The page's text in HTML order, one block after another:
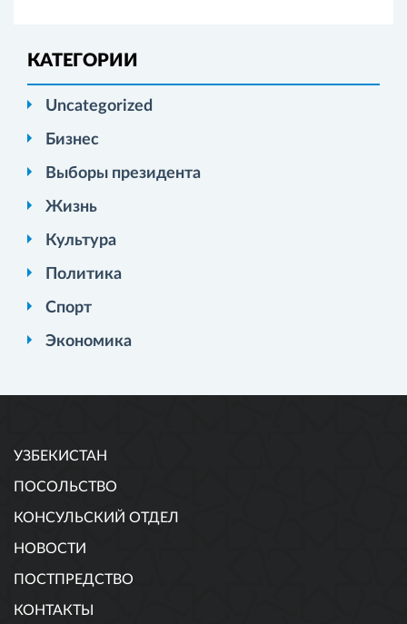
КАТЕГОРИИ
Uncategorized
Бизнес
Выборы президента
Жизнь
Культура
Политика
Спорт
Экономика
УЗБЕКИСТАН
ПОСОЛЬСТВО
КОНСУЛЬСКИЙ ОТДЕЛ
НОВОСТИ
ПОСТПРЕДСТВО
КОНТАКТЫ